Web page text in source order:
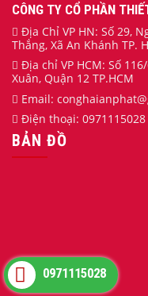
CÔNG TY CỔ PHẦN
Địa Chỉ VP HN: Số 29,
Thắng, Xã An Khánh TP.
Địa chỉ VP HCM: Số
Xuân, Quận 12 TP.HCM
Email: conghaianphat
Điện thoại: 0971115028
BẢN ĐỒ
0971115028